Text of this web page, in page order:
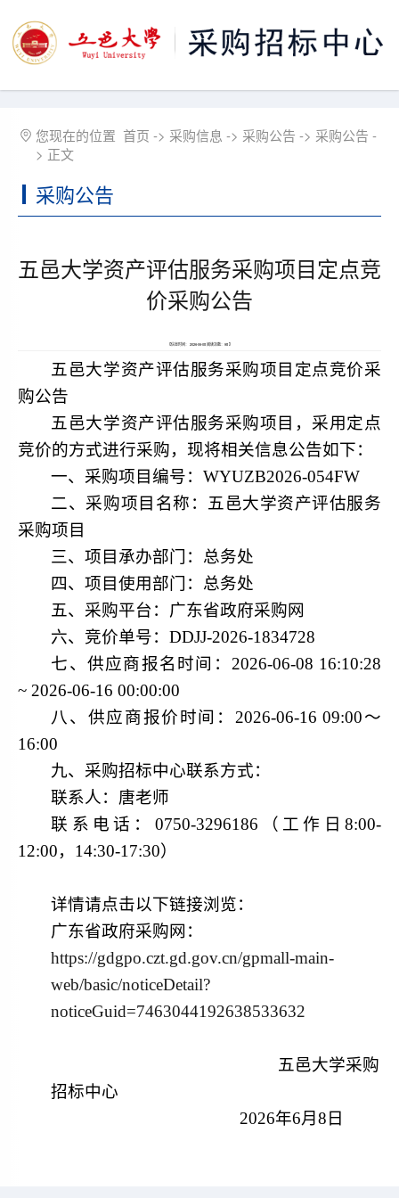
采购公告
您现在的位置 首页 -> 采购信息 -> 采购公告 -> 采购公告 -
> 正文
五邑大学资产评估服务采购项目定点竞
价采购公告
【信息时间： 2026-06-08 阅读次数： 98】
五邑大学资产评估服务采购项目定点竞价采
购公告
五邑大学资产评估服务采购项目，采用定点
竞价的方式进行采购，现将相关信息公告如下：
一、采购项目编号：WYUZB2026-054FW
二、采购项目名称：五邑大学资产评估服务
采购项目
三、项目承办部门：总务处
四、项目使用部门：总务处
五、采购平台：广东省政府采购网
六、竞价单号：DDJJ-2026-1834728
七、供应商报名时间： 2026-06-08 16:10:28
~ 2026-06-16 00:00:00
八、供应商报价时间： 2026-06-16 09:00〜
16:00
九、采购招标中心联系方式：
联系人：唐老师
联系电话： 0750-3296186（工作日8:00-
12:00，14:30-17:30）
详情请点击以下链接浏览：
广东省政府采购网：
https://gdgpo.czt.gd.gov.cn/gpmall-main-
web/basic/noticeDetail?
noticeGuid=7463044192638533632
五邑大学采购
招标中心
2026年6月8日